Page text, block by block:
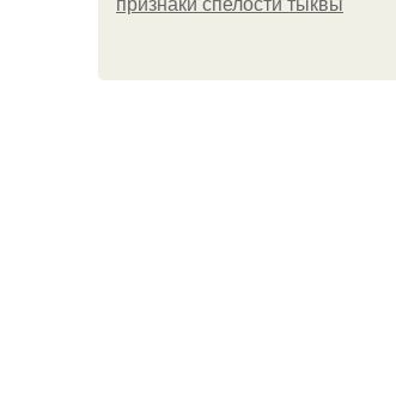
признаки спелости тыквы